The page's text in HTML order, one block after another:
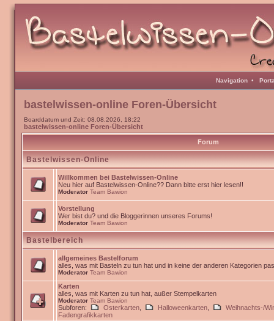
Navigation •
bastelwissen-online Foren-Übersicht
Boarddatum und Zeit: 08.08.2026, 18:22
bastelwissen-online Foren-Übersicht
Forum
Bastelwissen-Online
Willkommen bei Bastelwissen-Online
Neu hier auf Bastelwissen-Online?? Dann bitte erst hier lesen!!
Moderator Team Bawion
Vorstellung
Wer bist du? und die Bloggerinnen unseres Forums!
Moderator Team Bawion
Bastelbereich
allgemeines Bastelforum
alles, was mit Basteln zu tun hat und in keine der anderen Kategorien
Moderator Team Bawion
Karten
alles, was mit Karten zu tun hat, außer Stempelkarten
Moderator Team Bawion
Subforen: Osterkarten Halloweenkarten
Weihnachts-/
Fadengrafikkarten